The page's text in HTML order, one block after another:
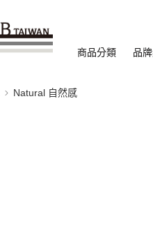
商品分類 品
Natural 自然感